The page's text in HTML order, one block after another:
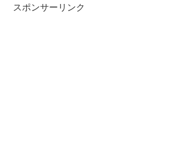
スポンサーリンク